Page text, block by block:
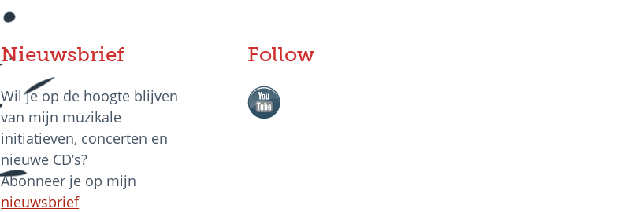
Nieuwsbrief
Wil je op de hoogte blijven
van mijn muzikale
initiatieven, concerten en
nieuwe CD’s?
Abonneer je op mijn
nieuwsbrief
Follow